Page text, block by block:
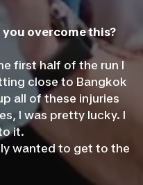
overcome this?
first half of the run I
close to Bangkok
all of these injuries
I was pretty lucky. I
it.
wanted to get to the